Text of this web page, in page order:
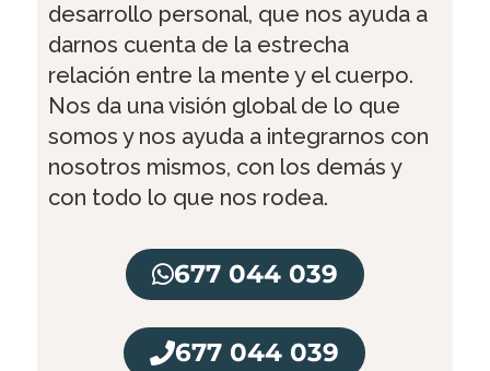
desarrollo personal, que nos ayuda a
darnos cuenta de la estrecha
relación entre la mente y el cuerpo.
Nos da una visión global de lo que
somos y nos ayuda a integrarnos con
nosotros mismos, con los demás y
con todo lo que nos rodea.
677 044 039
677 044 039